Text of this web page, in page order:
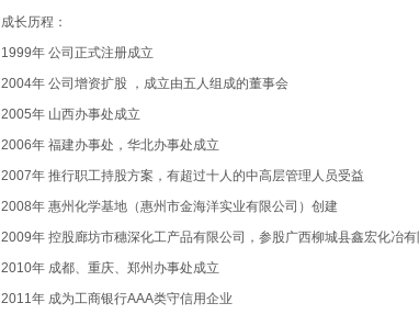
成长历程：
1999年 公司正式注册成立
2004年 公司增资扩股 ，成立由五人组成的董事会
2005年 山西办事处成立
2006年 福建办事处，华北办事处成立
2007年 推行职工持股方案，有超过十人的中高层管理人员受益
2008年 惠州化学基地（惠州市金海洋实业有限公司）创建
2009年 控股廊坊市穗深化工产品有限公司，参股广西柳城县鑫宏化冶有
2010年 成都、重庆、郑州办事处成立
2011年 成为工商银行AAA类守信用企业